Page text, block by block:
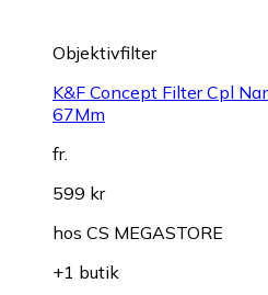
Objektivfilter
K&F Concept Filter Cpl
67Mm
fr.
599 kr
hos CS MEGASTORE
+1 butik